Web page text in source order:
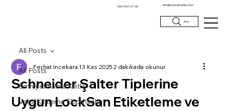
0507 891 47 28 info@locksansafety.com
Ara
All Posts
Emniyet Asma Kilitler
Vana Kilitleme Ekipmanları
All Posts
Schneider Şalter Tiplerine
Uygun LockSan Etiketleme ve
Ferhat İncekara13 Kas 20252 dakikada okunur